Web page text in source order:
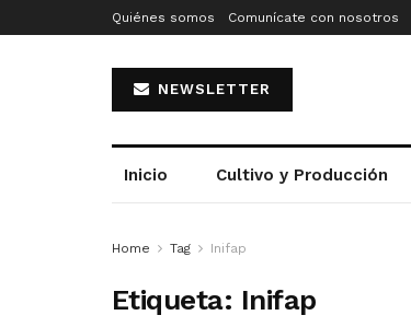
Quiénes somos Comunícate con nosotros
NEWSLETTER
Inicio Cultivo y Producción
Home Tag Inifap
Etiqueta: Inifap